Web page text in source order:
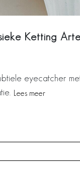
Ketting
eyecatcher
Lees meer